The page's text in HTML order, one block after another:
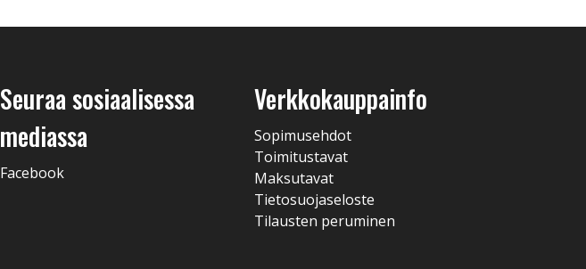
Seuraa sosiaalisessa
mediassa
Facebook
Verkkokauppainfo
Sopimusehdot
Toimitustavat
Maksutavat
Tietosuojaseloste
Tilausten peruminen